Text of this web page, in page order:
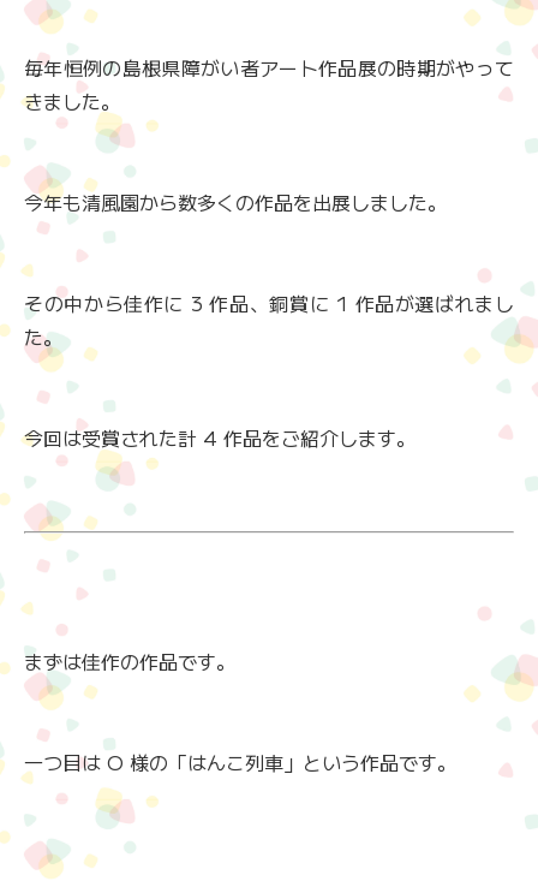
毎年恒例の島根県障がい者アート作品展の時期がやって
きました。
今年も清風園から数多くの作品を出展しました。
その中から佳作に 3 作品、銅賞に 1 作品が選ばれまし
た。
今回は受賞された計 4 作品をご紹介します。
まずは佳作の作品です。
一つ目は O 様の「はんこ列車」という作品です。